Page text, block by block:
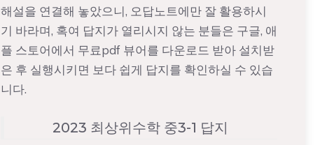
해설을 연결해 놓았으니, 오답노트에만 잘 활용하시
기 바라며, 혹여 답지가 열리시지 않는 분들은 구글, 애
플 스토어에서 무료pdf 뷰어를 다운로드 받아 설치받
은 후 실행시키면 보다 쉽게 답지를 확인하실 수 있습
니다.
2023 최상위수학 중3-1 답지